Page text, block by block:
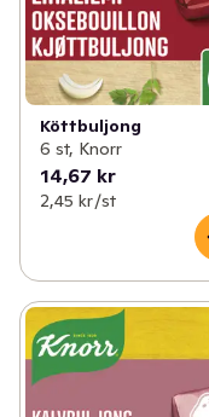
bästa råvaror och
som driver oss,
god, enkel och
Det är just vår
som ockå leder oss
vårt samhälle och
grönsaker och
Visste du att endast
vad världen äter? Vi
att återuppfinna
hjälp. Låt oss
Besök gärna vår
Köttbuljong
6 st, Knorr
14,67 kr
2,45 kr /st